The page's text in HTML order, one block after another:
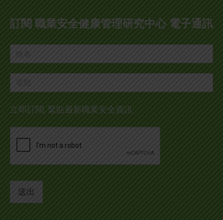
opens
in
new
window
opens
in
new
opens
in
new
opens
in
new
訂閱 職業安全健康管理研究中心 電子通訊
立即訂閱, 緊貼最新職業安全資訊
送出